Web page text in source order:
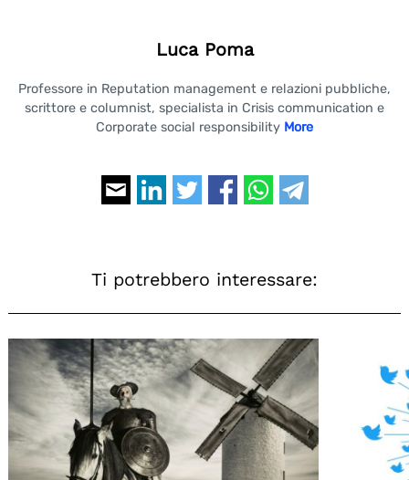
Luca Poma
Professore in Reputation management e relazioni pubbliche,
scrittore e columnist, specialista in Crisis communication e
Corporate social responsibility More
Ti potrebbero interessare: